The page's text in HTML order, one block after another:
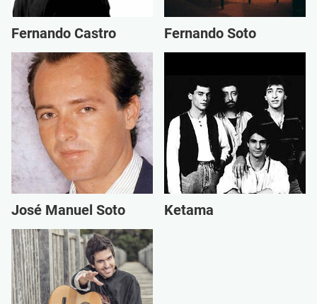
Fernando Castro Fernando Soto
José Manuel Soto Ketama